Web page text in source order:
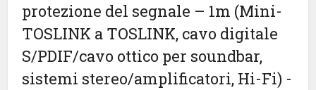
protezione del segnale – 1m (Mini-
TOSLINK a TOSLINK, cavo digitale
S/PDIF/cavo ottico per soundbar,
sistemi stereo/amplificatori, Hi-Fi) -